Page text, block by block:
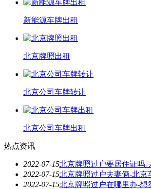
新能源车牌出租
北京牌照出租
北京公司车牌转让
北京公司车牌出租
热点资讯
2022-07-15北京牌照过户要居住证吗
2022-07-15北京牌照过户夫妻俩-北
2022-07-15北京牌照过户在哪里办-